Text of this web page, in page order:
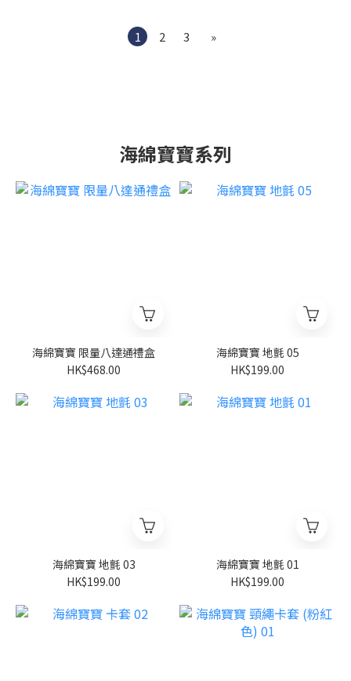
1 2 3 »
海綿寶寶系列
海綿寶寶 限量八達通禮盒
HK$468.00
海綿寶寶 地氈 05
HK$199.00
海綿寶寶 地氈 03
HK$199.00
海綿寶寶 地氈 01
HK$199.00